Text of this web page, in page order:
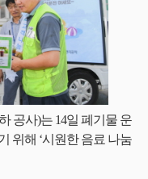
공사)는 14일 폐기물 운
위해 ‘시원한 음료 나눔